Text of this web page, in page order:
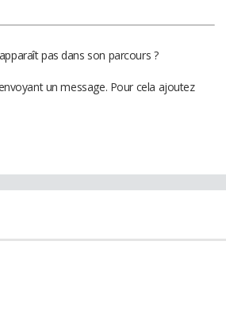
pas dans son parcours ?
un message. Pour cela ajoutez